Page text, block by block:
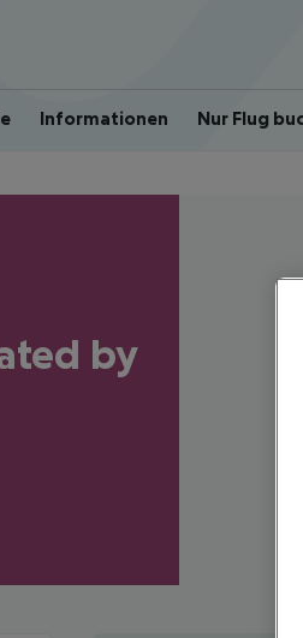
Informationen Nur Flug
by